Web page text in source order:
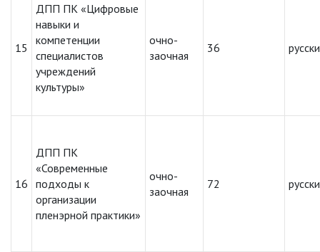
15
ДПП ПК «Цифровые
навыки и
компетенции
специалистов
учреждений
культуры»
очно-
заочная
36
16
ДПП ПК
«Современные
подходы к
организации
пленэрной практики»
очно-
заочная
72